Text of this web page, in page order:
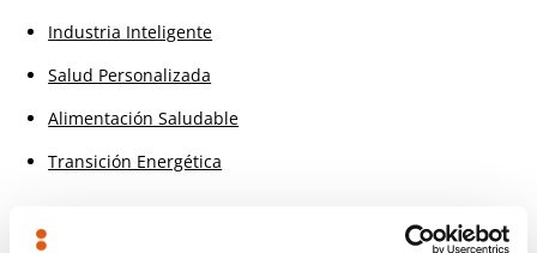
Industria Inteligente
Salud Personalizada
Alimentación Saludable
Transición Energética
Por otro lado también estaremos presentes en el stand del
Basque Digital Innovation Hub
a través de sus diferentes